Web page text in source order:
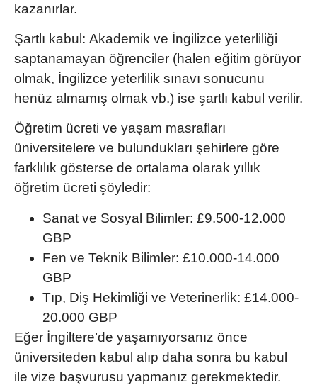
kazanırlar.
Şartlı kabul: Akademik ve İngilizce yeterliliği
saptanamayan öğrenciler (halen eğitim görüyor
olmak, İngilizce yeterlilik sınavı sonucunu
henüz almamış olmak vb.) ise şartlı kabul verilir.
Öğretim ücreti ve yaşam masrafları
üniversitelere ve bulundukları şehirlere göre
farklılık gösterse de ortalama olarak yıllık
öğretim ücreti şöyledir:
Sanat ve Sosyal Bilimler: £9.500-12.000
GBP
Fen ve Teknik Bilimler: £10.000-14.000
GBP
Tıp, Diş Hekimliği ve Veterinerlik: £14.000-
20.000 GBP
Eğer İngiltere’de yaşamıyorsanız önce
üniversiteden kabul alıp daha sonra bu kabul
ile vize başvurusu yapmanız gerekmektedir.